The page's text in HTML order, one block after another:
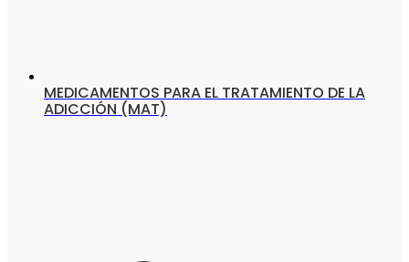
MEDICAMENTOS PARA EL TRATAMIENTO DE LA
ADICCIÓN (MAT)